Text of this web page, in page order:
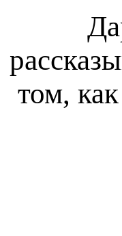
том,